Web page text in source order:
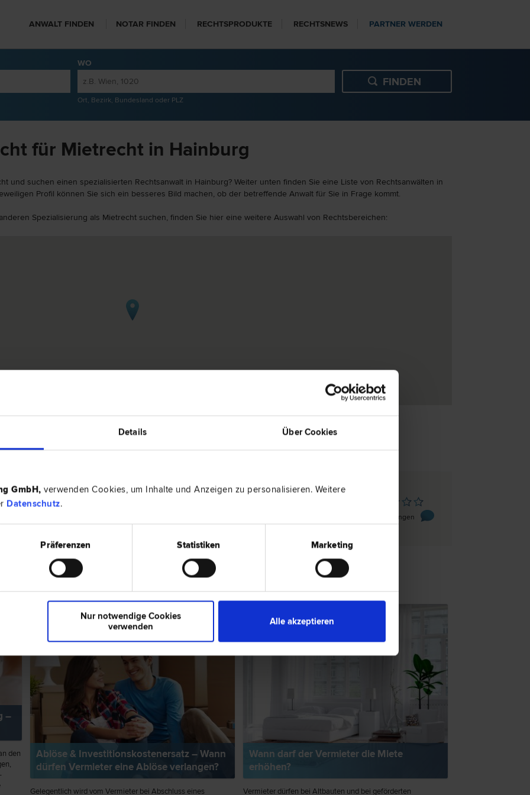
Details Über Cookies
GmbH, verwenden Cookies, um Inhalte und Anzeigen zu personalisieren. Weitere
Datenschutz.
Präferenzen Statistiken Marketing
Nur notwendige Cookies
verwenden
Alle akzeptieren
ANWALT FINDEN NOTAR FINDEN RECHTSPRODUKTE RECHTSNEWS PARTNER WERDEN
WO
Ort, Bezirk, Bundesland oder PLZ
für Mietrecht in Hainburg
und suchen einen spezialisierten Rechtsanwalt in Hainburg? Weiter unten finden Sie eine Liste von Rechtsanwälten in
Profil können Sie sich ein besseres Bild machen, ob der betreffende Anwalt für Sie in Frage kommt.
Spezialisierung als Mietrecht suchen, finden Sie hier eine weitere Auswahl von Rechtsbereichen:
0 Bewertungen
zum Thema "Mietrecht"
–
den
Ablöse & Investitionskostenersatz – Wann
dürfen Vermieter eine Ablöse verlangen?
Gelegentlich wird vom Vermieter bei Abschluss eines
Wann darf der Vermieter die Miete
erhöhen?
Vermieter dürfen bei Altbauten und bei geförderten